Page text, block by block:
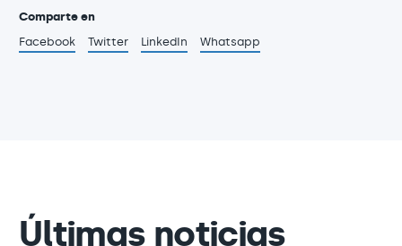
Comparte en
Facebook
Twitter LinkedIn Whatsapp
Últimas noticias